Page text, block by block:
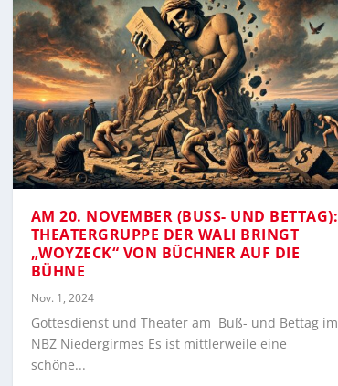
AM 20. NOVEMBER (BUSS- UND BETTAG): T
HEATERGRUPPE DER WALI BRINGT „
WOYZECK“ VON BÜCHNER AUF DIE B
ÜHNE
Nov. 1, 2024
Gottesdienst und Theater am Buß- und Bettag im
NBZ Niedergirmes Es ist mittlerweile eine
schöne...